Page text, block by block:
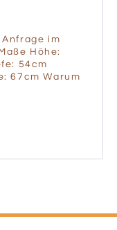
im
Höhe:
54cm
67cm Warum